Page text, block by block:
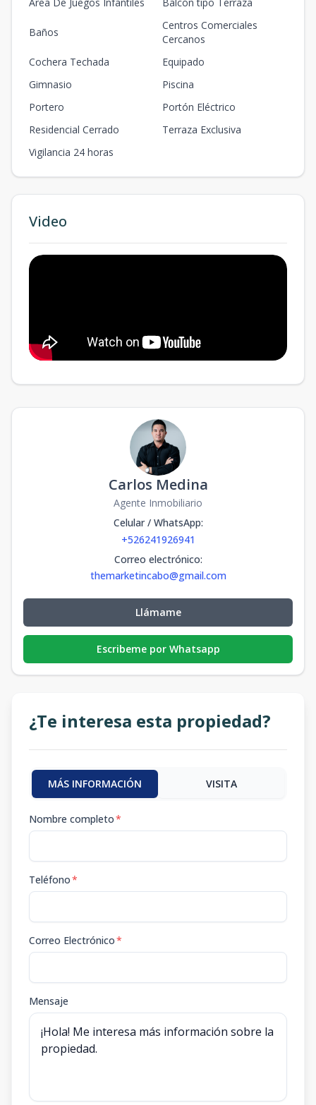
Baños
Centros Comerciales
Cercanos
Cochera Techada
Equipado
Gimnasio
Piscina
Portero
Portón Eléctrico
Residencial Cerrado
Terraza Exclusiva
Vigilancia 24 horas
Video
Carlos Medina
Agente Inmobiliario
Celular / WhatsApp:
+526241926941
Correo electrónico:
themarketincabo@gmail.com
Llámame
Escribeme por Whatsapp
¿Te interesa esta propiedad?
MÁS INFORMACIÓN VISITA
Nombre completo*
Teléfono*
Correo Electrónico*
Mensaje